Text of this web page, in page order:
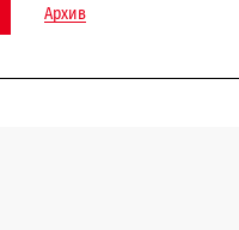
Архив